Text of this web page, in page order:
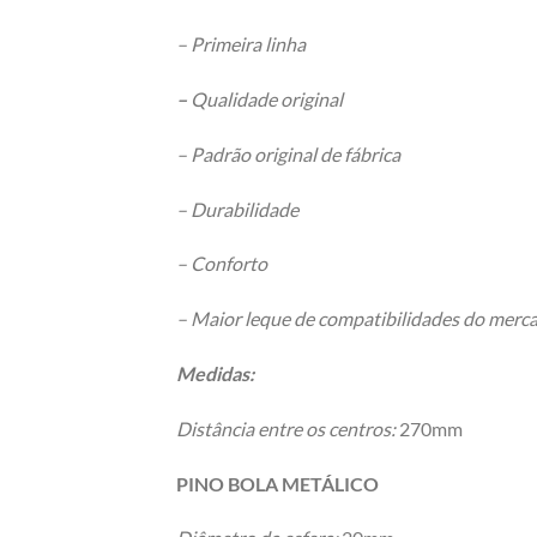
– Primeira linha
– Qualidade original
– Padrão original de fábrica
– Durabilidade
– Conforto
– Maior leque de compatibilidades do
Medidas:
Distância entre os centros:270mm
PINO BOLA METÁLICO